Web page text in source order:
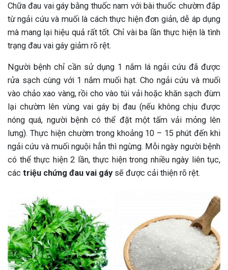
Chữa đau vai gáy bằng thuốc nam với bài thuốc chườm đắp
từ ngải cứu và muối là cách thực hiện đơn giản, dễ áp dụng
mà mang lại hiệu quả rất tốt. Chỉ vài ba lần thực hiện là tình
trạng đau vai gáy giảm rõ rệt.
Người bệnh chỉ cần sử dụng 1 nắm lá ngải cứu đã được
rửa sạch cùng với 1 nắm muối hạt. Cho ngải cứu và muối
vào chảo xao vàng, rồi cho vào túi vải hoặc khăn sạch đùm
lại chườm lên vùng vai gáy bị đau (nếu không chịu được
nóng quá, người bệnh có thể đặt một tấm vải mỏng lên
lưng). Thực hiện chườm trong khoảng 10 – 15 phút đến khi
ngải cứu và muối nguội hẳn thì ngừng. Mỗi ngày người bệnh
có thể thực hiện 2 lần, thực hiện trong nhiều ngày liên tục,
các triệu chứng đau vai gáysẽ được cải thiện rõ rệt.